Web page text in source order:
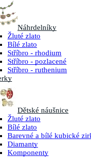
Náhrdelníky
Žluté zlato
Bílé zlato
Stříbro - rhodium
Stříbro - pozlacené
Stříbro - ruthenium
Dětské náušnice
Žluté zlato
Bílé zlato
Barevné a bílé kubické
Diamanty
Komponenty